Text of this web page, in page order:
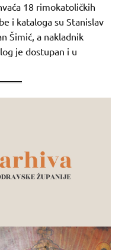
18 rimokatoličkih
i kataloga su Stanislav
Šimić, a nakladnik
je dostupan i u